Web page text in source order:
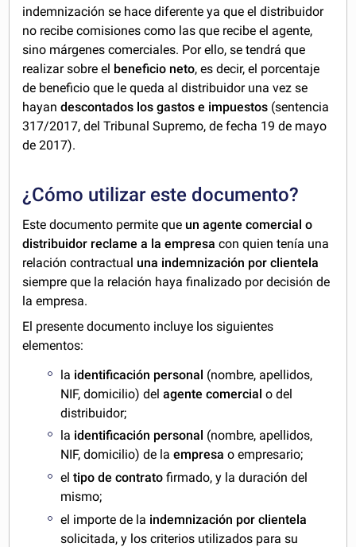
indemnización se hace diferente ya que el distribuidor
no recibe comisiones como las que recibe el agente,
sino márgenes comerciales. Por ello, se tendrá que
realizar sobre el beneficio neto, es decir, el porcentaje
de beneficio que le queda al distribuidor una vez se
hayandescontados los gastos e impuestos (sentencia
317/2017, del Tribunal Supremo, de fecha 19 de mayo
de 2017).
¿Cómo utilizar este documento?
Este documento permite que un agente comercial o
distribuidor reclame a la empresa con quien tenía una
relación contractual una indemnización por clientela
siempre que la relación haya finalizado por decisión de
la empresa.
El presente documento incluye los siguientes
elementos:
la identificación personal (nombre, apellidos,
NIF, domicilio) delagente comercial o del
distribuidor;
la identificación personal (nombre, apellidos,
NIF, domicilio) de laempresa o empresario;
eltipo de contrato firmado, y la duración del
mismo;
el importe de la indemnización por clientela
solicitada, y los criterios utilizados para su